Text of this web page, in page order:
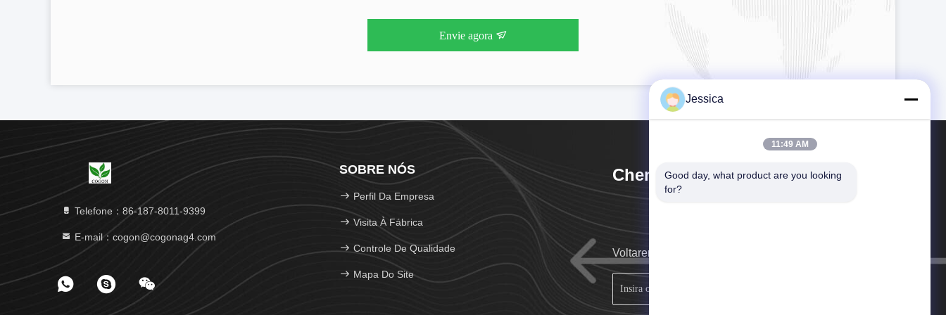
Envie agora
Telefone：86-187-8011-9399
E-mail：cogon@cogonag4.com
SOBRE NÓS
Perfil Da Empresa
Visita À Fábrica
Controle De Qualidade
Mapa Do Site
Chengdu Cogon Bio-tech Co., Ltd
Voltaremos a ligar-lhe o mais depressa possível.
Jessica
11:49 AM
Good day, what product are you looking
for?